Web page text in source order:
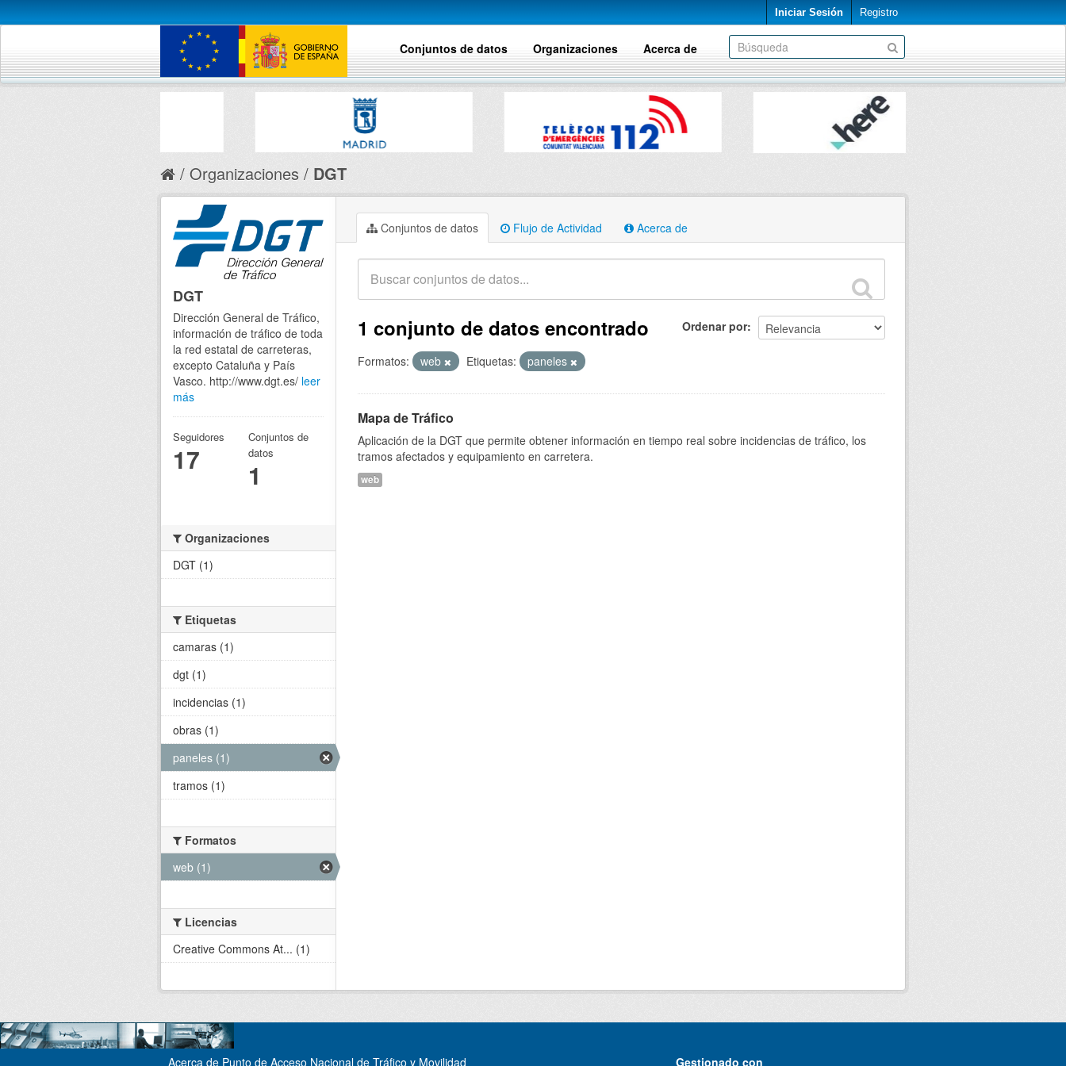
Iniciar Sesión Registro
Conjuntos de datos Organizaciones Acerca de
Organizaciones DGT
Conjuntos de datos Flujo de Actividad Acerca de
Ordenar por
1 conjunto de datos encontrado
Formatos: web Etiquetas: paneles
Mapa de Tráfico
Aplicación de la DGT que permite obtener información en tiempo real sobre incidencias de tráfico, los
tramos afectados y equipamiento en carretera.
web
DGT
Dirección General de Tráfico,
información de tráfico de toda
la red estatal de carreteras,
excepto Cataluña y País
Vasco. http://www.dgt.es/ leer
más
Seguidores
17
Conjuntos de
datos
1
Organizaciones
DGT (1)
Etiquetas
camaras (1)
dgt (1)
incidencias (1)
obras (1)
paneles (1)
tramos (1)
Formatos
web (1)
Licencias
Creative Commons At... (1)
Acerca de Punto de Acceso Nacional de Tráfico y Movilidad Gestionado con